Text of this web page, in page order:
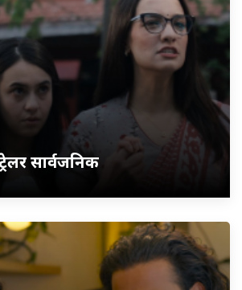
ट्रेलर सार्वजनिक